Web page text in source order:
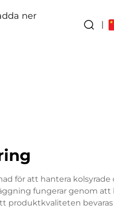
ner
|
för att hantera kolsyrade
fungerar genom att
produktkvaliteten